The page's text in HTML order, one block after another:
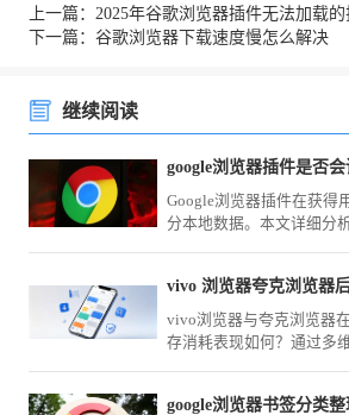
上一篇：2025年谷歌浏览器插件无法加载
下一篇：谷歌浏览器下载速度慢怎么解决
继续阅读
google浏览器插件是否
Google浏览器插件在获得
分本地数据。本文详细分
vivo浏览器与夸克浏览器
存消耗表现如何？通过多
google浏览器书签分类